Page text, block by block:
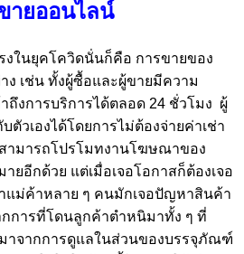
ายออนไลน์
ในยุคโควิดนั่นก็คือ การขายของ
เช่น ทั้งผู้ซื้อและผู้ขายมีความ
ถึงการบริการได้ตลอด 24 ชั่วโมง ผู้
วเองได้โดยการไม่ต้องจ่ายค่าเช่า
ามารถโปรโมทงานโฆษณาของ
ยอีกด้วย แต่เมื่อเจอโอกาสก็ต้องเจอ
ม่ค้าหลาย ๆ คนมักเจอปัญหาสินค้า
กการที่โดนลูกค้าตำหนิมาทั้ง ๆ ที่
มาจากการดูแลในส่วนของบรรจุภัณฑ์